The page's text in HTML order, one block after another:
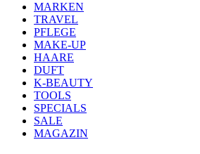
MARKEN
TRAVEL
PFLEGE
MAKE-UP
HAARE
DUFT
K-BEAUTY
TOOLS
SPECIALS
SALE
MAGAZIN